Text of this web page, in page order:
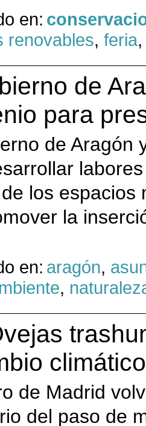
en:
renovables, feria
de
para
de Aragón
los espacios
la
en: aragón,
,
climático
de Madrid
del paso de